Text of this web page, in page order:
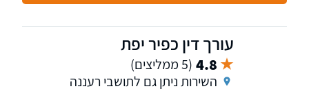
עורך דין כפיר יפת
4.8 (5 ממליצים)
השירות ניתן גם לתושבי רעננה